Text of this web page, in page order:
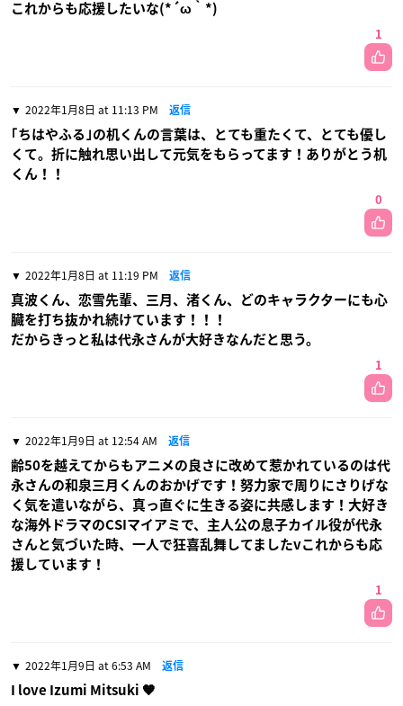
これからも応援したいな(*´ω｀*)
1
2022年1月8日 at 11:13 PM 返信
｢ちはやふる｣の机くんの言葉は、とても重たくて、とても優し
くて。折に触れ思い出して元気をもらってます！ありがとう机
くん！！
0
2022年1月8日 at 11:19 PM 返信
真波くん、恋雪先輩、三月、渚くん、どのキャラクターにも心
臓を打ち抜かれ続けています！！！
だからきっと私は代永さんが大好きなんだと思う。
1
2022年1月9日 at 12:54 AM 返信
齢50を越えてからもアニメの良さに改めて惹かれているのは代
永さんの和泉三月くんのおかげです！努力家で周りにさりげな
く気を遣いながら、真っ直ぐに生きる姿に共感します！大好き
な海外ドラマのCSIマイアミで、主人公の息子カイル役が代永
さんと気づいた時、一人で狂喜乱舞してましたvこれからも応
援しています！
1
2022年1月9日 at 6:53 AM 返信
I love Izumi Mitsuki 🧡